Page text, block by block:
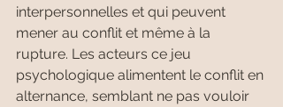
interpersonnelles et qui peuvent
mener au conflit et même à la
rupture. Les acteurs ce jeu
psychologique alimentent le conflit en
alternance, semblant ne pas vouloir